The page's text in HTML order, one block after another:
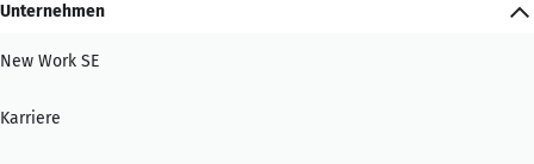
Unternehmen
New Work SE
Karriere